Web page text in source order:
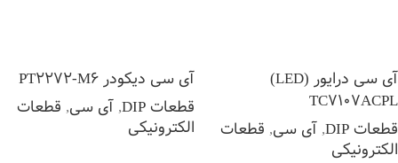
آی سی درایور (LED)
TC7107ACPL
قطعات DIP
,آی سی, قطعات
الکترونیکی
آی سی دیکودر PT2272-M6
قطعات DIP
,آی سی, قطعات
الکترونیکی